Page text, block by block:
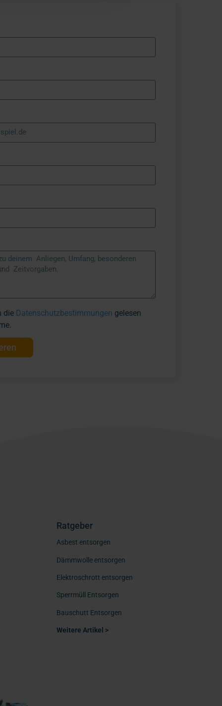
die Datenschutzbestimmungen gelesen
Ratgeber
Asbest entsorgen
Dämmwolle entsorgen
Elektroschrott entsorgen
Sperrmüll Entsorgen
Bauschutt Entsorgen
Weitere Artikel >